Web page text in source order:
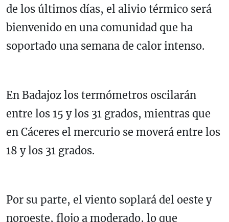
de los últimos días, el alivio térmico será
bienvenido en una comunidad que ha
soportado una semana de calor intenso.
En Badajoz los termómetros oscilarán
entre los 15 y los 31 grados, mientras que
en Cáceres el mercurio se moverá entre los
18 y los 31 grados.
Por su parte, el viento soplará del oeste y
noroeste, flojo a moderado, lo que